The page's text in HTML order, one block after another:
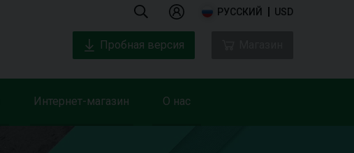
РУССКИЙ USD
Интернет-магазин О нас
Пробная версия